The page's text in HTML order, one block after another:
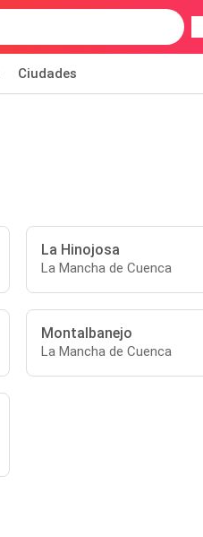
Ciudades
La Hinojosa
La Mancha de Cuenca
Montalbanejo
La Mancha de Cuenca